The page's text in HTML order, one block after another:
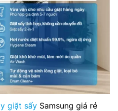
giặt sấy Samsung giá rẻ